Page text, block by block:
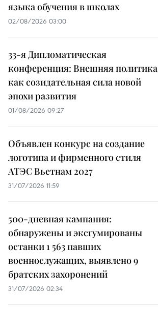
языка обучения в школах
02/08/2026 03:00
33-я Дипломатическая
конференция: Внешняя политика
как созидательная сила новой
эпохи развития
01/08/2026 09:27
Объявлен конкурс на создание
логотипа и фирменного стиля
АТЭС Вьетнам 2027
31/07/2026 11:59
500-дневная кампания:
обнаружены и эксгумированы
останки 1 563 павших
военнослужащих, выявлено 9
братских захоронений
31/07/2026 02:34